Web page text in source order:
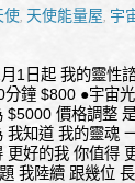
使, 天使能量屋, 宇
1日起 我的靈性
鐘 $800 ●宇宙
$5000 價格調整
我知道 我的靈魂
更好的我 你值得
我陸續 跟幾位